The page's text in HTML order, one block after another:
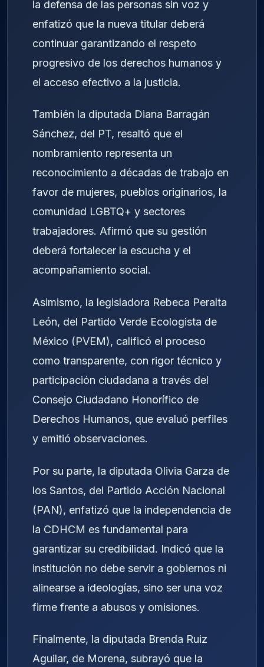
la defensa de las personas sin voz y
enfatizó que la nueva titular deberá
continuar garantizando el respeto
progresivo de los derechos humanos y
el acceso efectivo a la justicia.
También la diputada Diana Barragán
Sánchez, del PT, resaltó que el
nombramiento representa un
reconocimiento a décadas de trabajo en
favor de mujeres, pueblos originarios, la
comunidad LGBTQ+ y sectores
trabajadores. Afirmó que su gestión
deberá fortalecer la escucha y el
acompañamiento social.
Asimismo, la legisladora Rebeca Peralta
León, del Partido Verde Ecologista de
México (PVEM), calificó el proceso
como transparente, con rigor técnico y
participación ciudadana a través del
Consejo Ciudadano Honorífico de
Derechos Humanos, que evaluó perfiles
y emitió observaciones.
Por su parte, la diputada Olivia Garza de
los Santos, del Partido Acción Nacional
(PAN), enfatizó que la independencia de
la CDHCM es fundamental para
garantizar su credibilidad. Indicó que la
institución no debe servir a gobiernos ni
alinearse a ideologías, sino ser una voz
firme frente a abusos y omisiones.
Finalmente, la diputada Brenda Ruiz
Aguilar, de Morena, subrayó que la